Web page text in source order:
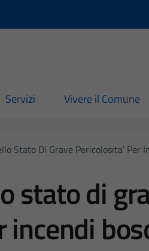
Servizi Vivere il Comune
Stato Di Grave Pericolosita’
stato di
incendi